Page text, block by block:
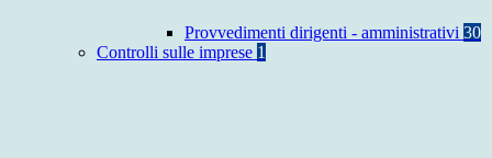
Provvedimenti dirigenti - amministrativi 30
Controlli sulle imprese 1